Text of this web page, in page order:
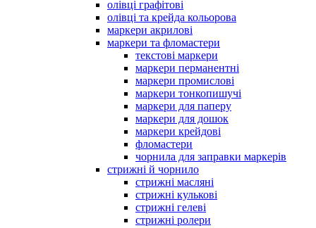
олівці графітові
олівці та крейда кольорова
маркери акрилові
маркери та фломастери
текстові маркери
маркери перманентні
маркери промислові
маркери тонкопишучі
маркери для паперу
маркери для дошок
маркери крейдові
фломастери
чорнила для заправки маркерів
стрижні й чорнило
стрижні масляні
стрижні кулькові
стрижні гелеві
стрижні ролери